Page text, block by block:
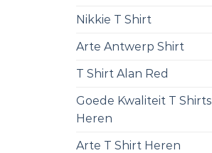
Nikkie T Shirt
Arte Antwerp Shirt
T Shirt Alan Red
Goede Kwaliteit T Shirts
Heren
Arte T Shirt Heren